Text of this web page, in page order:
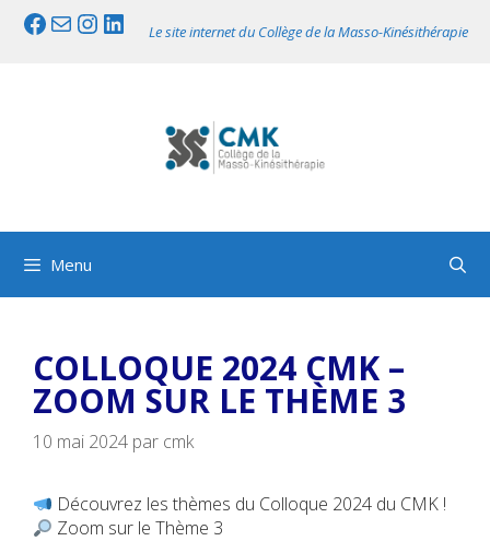
AllerFacebook
MailInstagram
LinkedIn
Le site internet du Collège de la Masso-Kinésithérapie
Menu
COLLOQUE 2024 CMK –
ZOOM SUR LE THÈME 3
10 mai 2024 par cmk
Découvrez les thèmes du Colloque 2024 du CMK !
Zoom sur le Thème 3